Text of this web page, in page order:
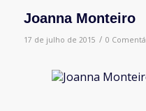
Joanna Monteiro
17 de julho de 2015 / 0